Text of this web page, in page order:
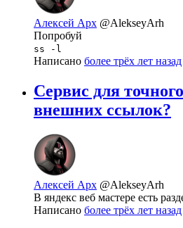
Алексей Арх @AlekseyArh
Попробуй
ss -l
Написано более трёх лет назад
Сервис для
внешних ссылок?
Алексей Арх @AlekseyArh
В яндекс веб мастере есть
Написано более трёх лет назад